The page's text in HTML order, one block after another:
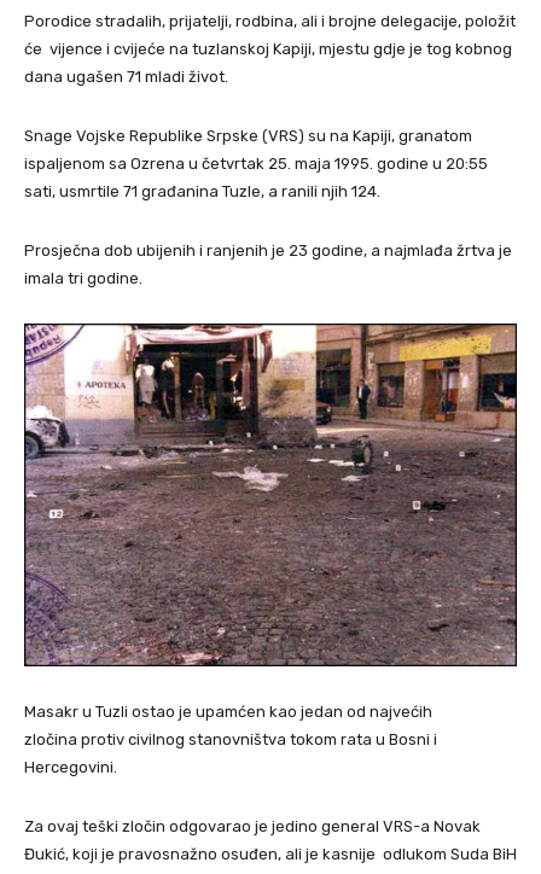
Porodice stradalih, prijatelji, rodbina, ali i brojne delegacije, položit
će vijence i cvijeće na tuzlanskoj Kapiji, mjestu gdje je tog kobnog
dana ugašen 71 mladi život.
Snage Vojske Republike Srpske (VRS) su na Kapiji, granatom
ispaljenom sa Ozrena u četvrtak 25. maja 1995. godine u 20:55
sati, usmrtile 71 građanina Tuzle, a ranili njih 124.
Prosječna dob ubijenih i ranjenih je 23 godine, a najmlađa žrtva je
imala tri godine.
Masakr u Tuzli ostao je upamćen kao jedan od najvećih
zločina protiv civilnog stanovništva tokom rata u Bosni i
Hercegovini.
Za ovaj teški zločin odgovarao je jedino general VRS-a Novak
Đukić, koji je pravosnažno osuđen, ali je kasnije odlukom Suda BiH